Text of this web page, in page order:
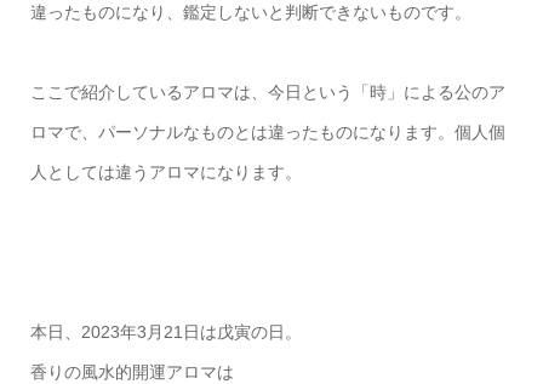
違ったものになり、鑑定しないと判断できないものです。
ここで紹介しているアロマは、今日という「時」による公のア
ロマで、パーソナルなものとは違ったものになります。個人個
人としては違うアロマになります。
本日、2023年3月21日は戊寅の日。
香りの風水的開運アロマは